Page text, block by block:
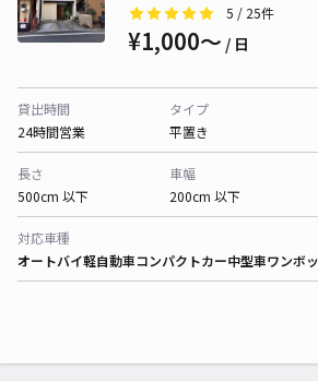
5 / 25件
¥1,000〜 / 日
貸出時間
24時間営業
タイプ
平置き
長さ
500cm 以下
車幅
200cm 以下
対応車種
オートバイ軽自動車コンパクトカー中型車ワンボ